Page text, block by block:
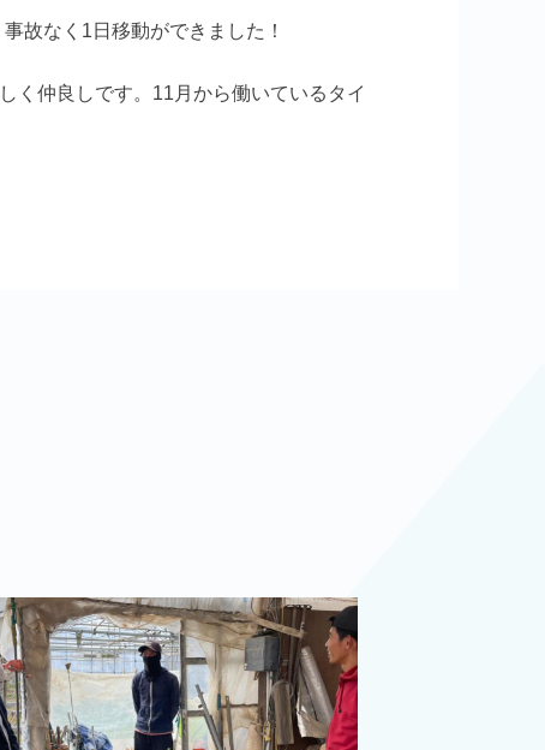
故なく1日移動ができました！
く仲良しです。11月から働いているタイ